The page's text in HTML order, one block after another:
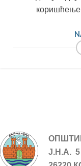
коришћење
Ј.Н.А. 5